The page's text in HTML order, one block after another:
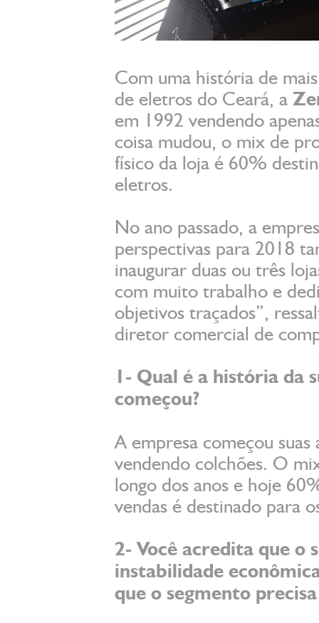
Com uma história de
de eletros do Ceará, a
em 1992 vendendo
coisa mudou, o mix de
físico da loja é 60%
eletros.
No ano passado, a
perspectivas para 2018
inaugurar duas ou três
com muito trabalho e
objetivos traçados”,
diretor comercial de
1- Qual é a história da
começou?
A empresa começou
vendendo colchões. O
longo dos anos e hoje
vendas é destinado para
2- Você acredita que o
instabilidade
que o segmento